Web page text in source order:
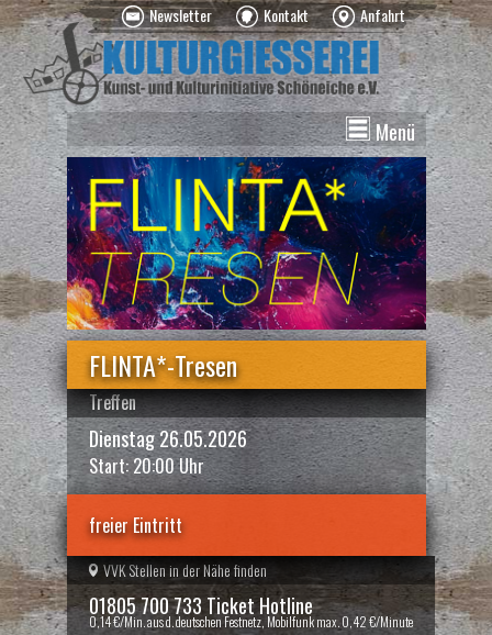
Newsletter Kontakt Anfahrt
Menü
News
Veranstaltungen
Kurse
Vermietung
Über uns
Spenden
FLINTA*-Tresen
Treffen
Dienstag 26.05.2026
Start: 20:00 Uhr
freier Eintritt
VVK Stellen in der Nähe finden
01805 700 733 Ticket Hotline
0,14 €/Min. aus d. deutschen Festnetz, Mobilfunk max. 0,42 €/Minute